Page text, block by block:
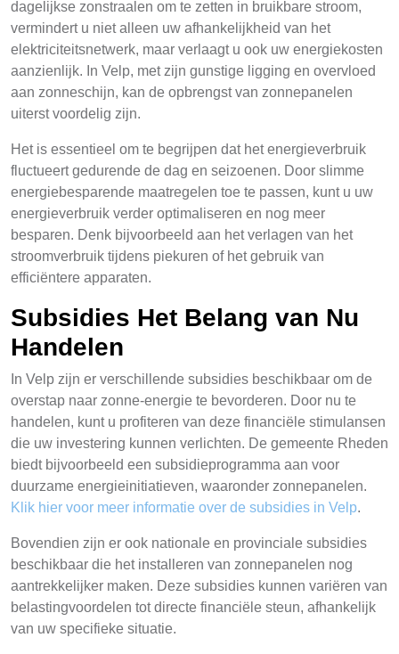
dagelijkse zonstraalen om te zetten in bruikbare stroom,
vermindert u niet alleen uw afhankelijkheid van het
elektriciteitsnetwerk, maar verlaagt u ook uw energiekosten
aanzienlijk. In Velp, met zijn gunstige ligging en overvloed
aan zonneschijn, kan de opbrengst van zonnepanelen
uiterst voordelig zijn.
Het is essentieel om te begrijpen dat het energieverbruik
fluctueert gedurende de dag en seizoenen. Door slimme
energiebesparende maatregelen toe te passen, kunt u uw
energieverbruik verder optimaliseren en nog meer
besparen. Denk bijvoorbeeld aan het verlagen van het
stroomverbruik tijdens piekuren of het gebruik van
efficiëntere apparaten.
Subsidies Het Belang van Nu
Handelen
In Velp zijn er verschillende subsidies beschikbaar om de
overstap naar zonne-energie te bevorderen. Door nu te
handelen, kunt u profiteren van deze financiële stimulansen
die uw investering kunnen verlichten. De gemeente Rheden
biedt bijvoorbeeld een subsidieprogramma aan voor
duurzame energieinitiatieven, waaronder zonnepanelen.
Klik hier voor meer informatie over de subsidies in Velp.
Bovendien zijn er ook nationale en provinciale subsidies
beschikbaar die het installeren van zonnepanelen nog
aantrekkelijker maken. Deze subsidies kunnen variëren van
belastingvoordelen tot directe financiële steun, afhankelijk
van uw specifieke situatie.